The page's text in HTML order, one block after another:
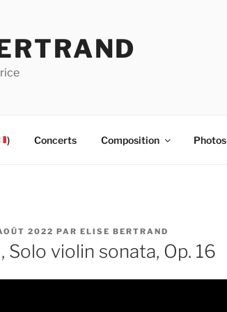
) Concerts Composition Photos
2022 PAR ELISE BERTRAND
Solo violin sonata, Op. 16